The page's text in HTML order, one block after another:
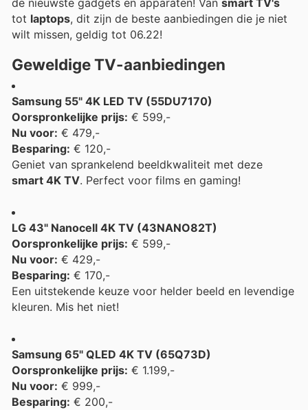
de nieuwste gadgets en apparaten! Van smart TV's
tot laptops, dit zijn de beste aanbiedingen die je niet
wilt missen, geldig tot 06.22!
Geweldige TV-aanbiedingen
Samsung 55" 4K LED TV (55DU7170)
Oorspronkelijke prijs: € 599,-
Nu voor: € 479,-
Besparing: € 120,-
Geniet van sprankelend beeldkwaliteit met deze
smart 4K TV. Perfect voor films en gaming!
LG 43" Nanocell 4K TV (43NANO82T)
Oorspronkelijke prijs: € 599,-
Nu voor: € 429,-
Besparing: € 170,-
Een uitstekende keuze voor helder beeld en levendige
kleuren. Mis het niet!
Samsung 65" QLED 4K TV (65Q73D)
Oorspronkelijke prijs: € 1.199,-
Nu voor: € 999,-
Besparing: € 200,-